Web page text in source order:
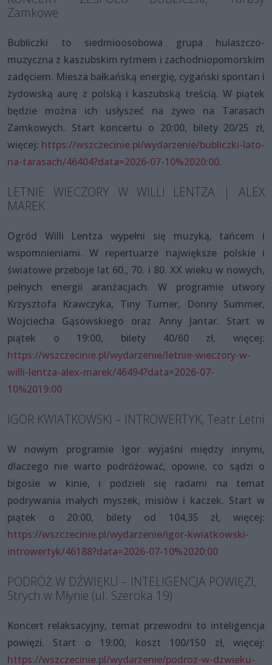
Zamkowe
Bubliczki to siedmioosobowa grupa hulaszczo-
muzyczna z kaszubskim rytmem i zachodniopomorskim
zadęciem. Miesza bałkańską energię, cygański spontan i
żydowską aurę z polską i kaszubską treścią. W piątek
będzie można ich usłyszeć na żywo na Tarasach
Zamkowych. Start koncertu o 20:00, bilety 20/25 zł,
więcej: https://wszczecinie.pl/wydarzenie/bubliczki-lato-
na-tarasach/46404?data=2026-07-10%2020:00.
LETNIE WIECZORY W WILLI LENTZA | ALEX
MAREK
Ogród Willi Lentza wypełni się muzyką, tańcem i
wspomnieniami. W repertuarze największe polskie i
światowe przeboje lat 60., 70. i 80. XX wieku w nowych,
pełnych energii aranżacjach. W programie utwory
Krzysztofa Krawczyka, Tiny Turner, Donny Summer,
Wojciecha Gąsowskiego oraz Anny Jantar. Start w
piątek o 19:00, bilety 40/60 zł, więcej:
https://wszczecinie.pl/wydarzenie/letnie-wieczory-w-
willi-lentza-alex-marek/46494?data=2026-07-
10%2019:00
IGOR KWIATKOWSKI – INTROWERTYK, Teatr Letni
W nowym programie Igor wyjaśni między innymi,
dlaczego nie warto podróżować, opowie, co sądzi o
bigosie w kinie, i podzieli się radami na temat
podrywania małych myszek, misiów i kaczek. Start w
piątek o 20:00, bilety od 104,35 zł, więcej:
https://wszczecinie.pl/wydarzenie/igor-kwiatkowski-
introwertyk/46188?data=2026-07-10%2020:00
PODRÓŻ W DŹWIĘKU – INTELIGENCJA POWIĘZI,
Strych w Młynie (ul. Szeroka 19)
Koncert relaksacyjny, temat przewodni to inteligencja
powięzi. Start o 19:00, koszt 100/150 zł, więcej:
https://wszczecinie.pl/wydarzenie/podroz-w-dzwieku-